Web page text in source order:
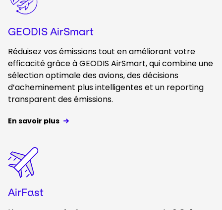
GEODIS AirSmart
Réduisez vos émissions tout en améliorant votre
efficacité grâce à GEODIS AirSmart, qui combine une
sélection optimale des avions, des décisions
d’acheminement plus intelligentes et un reporting
transparent des émissions.
En savoir plus
Keepeek
AirFast